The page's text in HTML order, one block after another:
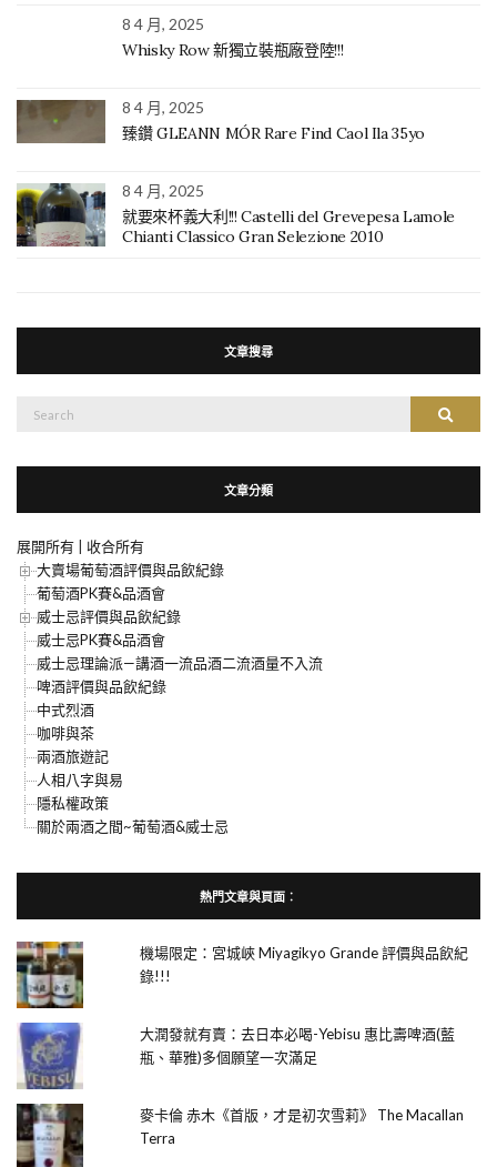
8 4 月, 2025
Whisky Row 新獨立裝瓶廠登陸!!!
8 4 月, 2025
臻鑽 GLEANN MÓR Rare Find Caol Ila 35yo
8 4 月, 2025
就要來杯義大利!!! Castelli del Grevepesa Lamole
Chianti Classico Gran Selezione 2010
文章搜尋
搜尋
文章分類
展開所有
收合所有
大賣場葡萄酒評價與品飲紀錄
葡萄酒PK賽&品酒會
威士忌評價與品飲紀錄
威士忌PK賽&品酒會
威士忌理論派—講酒一流品酒二流酒量不入流
啤酒評價與品飲紀錄
中式烈酒
咖啡與茶
兩酒旅遊記
人相八字與易
隱私權政策
關於兩酒之間~葡萄酒&威士忌
熱門文章與頁面︰
機場限定：宮城峽 Miyagikyo Grande 評價與品飲紀
錄!!!
大潤發就有賣：去日本必喝-Yebisu 惠比壽啤酒(藍
瓶、華雅)多個願望一次滿足
麥卡倫 赤木《首版，才是初次雪莉》 The Macallan
Terra